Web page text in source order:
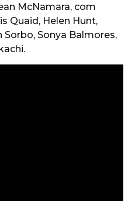
McNamara, com
Quaid, Helen Hunt,
Sonya Balmores,